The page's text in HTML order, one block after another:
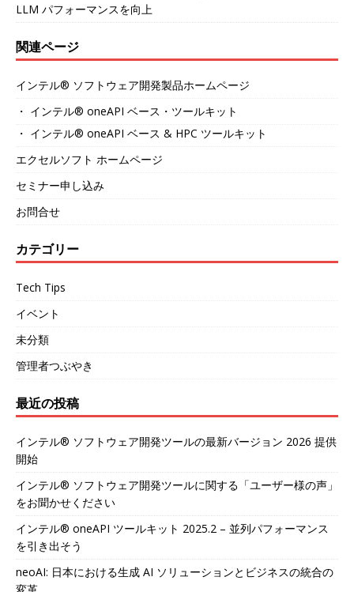
LLM パフォーマンスを向上
関連ページ
インテル® ソフトウェア開発製品ホームページ
・ インテル® oneAPI ベース・ツールキット
・ インテル® oneAPI ベース & HPC ツールキット
エクセルソフト ホームページ
セミナー申し込み
お問合せ
カテゴリー
Tech Tips
イベント
未分類
管理者つぶやき
最近の投稿
インテル® ソフトウェア開発ツールの最新バージョン 2026 提供
開始
インテル® ソフトウェア開発ツールに関する「ユーザー様の声」
をお聞かせください
インテル® oneAPI ツールキット 2025.2 – 並列パフォーマンス
を引き出そう
neoAI: 日本における生成 AI ソリューションとビジネスの統合の
変革